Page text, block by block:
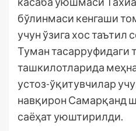
бўлинмаси кенгаши
учун ўзига хос таътил
Туман тасарруфидаги
ташкилотларида
устоз-ўқитувчилар
навқирон Самарқанд
саёҳат уюштирилди.